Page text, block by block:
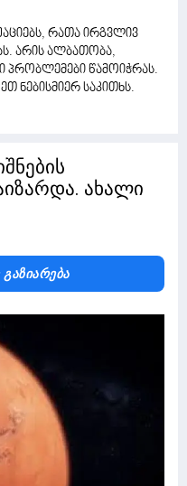
რათა ირგვლივ
არის ალბათობა,
პრობლემები წამოიჭრას.
ნებისმიერ საკითხს.
ახალი
Გაზიარება